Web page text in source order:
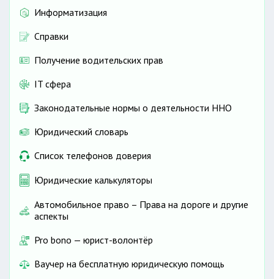
Информатизация
Справки
Получение водительских прав
IT сфера
Законодательные нормы о деятельности ННО
Юридический словарь
Список телефонов доверия
Юридические калькуляторы
Автомобильное право – Права на дороге и другие
аспекты
Pro bono — юрист-волонтёр
Ваучер на бесплатную юридическую помощь